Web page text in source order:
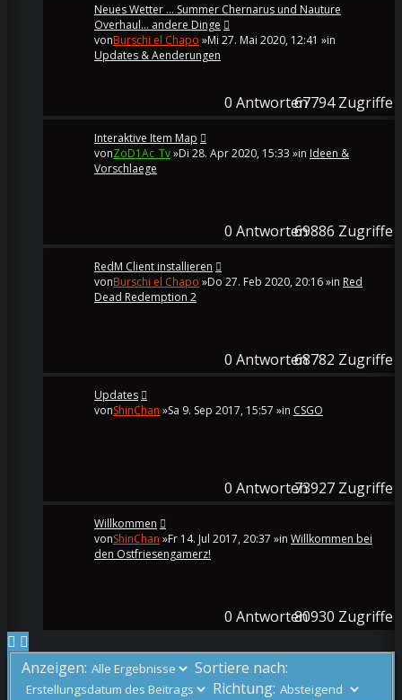
Neues Wetter ... Summer Chernarus und Nauture
Overhaul... andere Dinge
vonBurschi el Chapo »Mi 27. Mai 2020, 12:41 »in
Updates & Aenderungen
0 Antworten67794Zugriffe
Interaktive Item Map
vonZoD1Ac_Tv»Di 28. Apr 2020, 15:33 »in Ideen &
Vorschlaege
0 Antworten69886 Zugriffe
RedM Client installieren
vonBurschi el Chapo »Do 27. Feb 2020, 20:16 »in Red
Dead Redemption 2
0 Antworten68782 Zugriffe
Updates
vonShinChan »Sa 9. Sep 2017, 15:57 »in CSGO
0 Antworten73927 Zugriffe
Willkommen
vonShinChan »Fr 14. Jul 2017, 20:37 »in Willkommen bei
den Ostfriesengamerz!
0 Antworten80930 Zugriffe
Anzeigen:
Sortiere nach:
Richtung: